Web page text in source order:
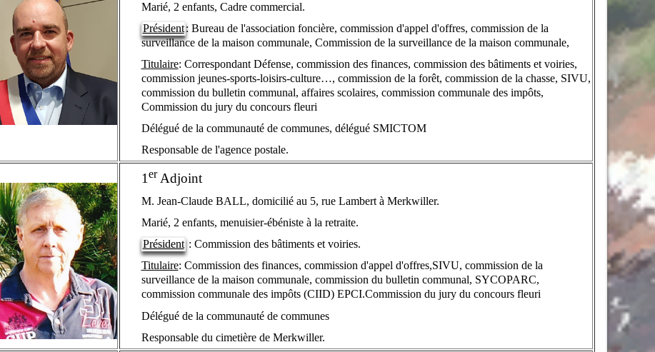
Marié, 2 enfants, Cadre commercial.
Président: Bureau de l'association foncière, commission d'appel d'offres, commission de la
surveillance de la maison communale, Commission de la surveillance de la maison communale,
Titulaire: Correspondant Défense, commission des finances, commission des bâtiments et voiries,
commission jeunes-sports-loisirs-culture…, commission de la forêt, commission de la chasse, SIVU,
commission du bulletin communal, affaires scolaires, commission communale des impôts,
Commission du jury du concours fleuri
Délégué de la communauté de communes, délégué SMICTOM
Responsable de l'agence postale.
1erAdjoint
M. Jean-Claude BALL, domicilié au 5, rue Lambert à Merkwiller.
Marié, 2 enfants, menuisier-ébéniste à la retraite.
Président: Commission des bâtiments et voiries.
Titulaire: Commission des finances, commission d'appel d'offres,SIVU, commission de la
surveillance de la maison communale, commission du bulletin communal, SYCOPARC,
commission communale des impôts (CIID) EPCI.Commission du jury du concours fleuri
Délégué de la communauté de communes
Responsable du cimetière de Merkwiller.